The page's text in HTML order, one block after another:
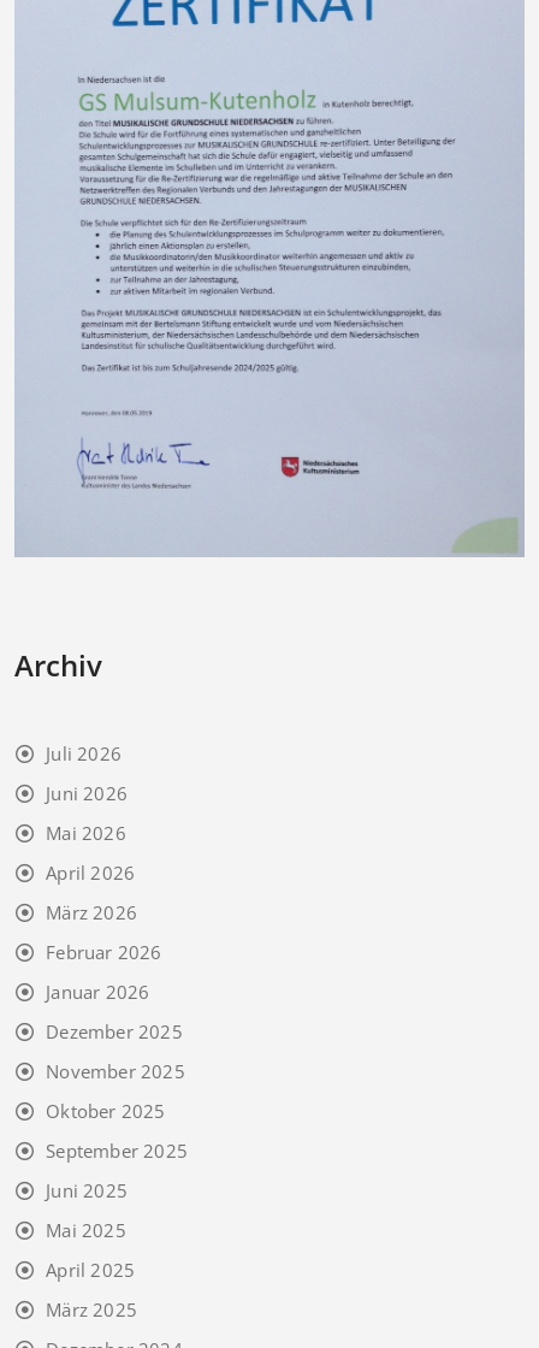
Archiv
Juli 2026
Juni 2026
Mai 2026
April 2026
März 2026
Februar 2026
Januar 2026
Dezember 2025
November 2025
Oktober 2025
September 2025
Juni 2025
Mai 2025
April 2025
März 2025